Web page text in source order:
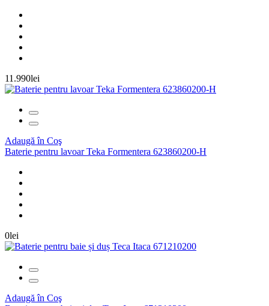
11.990lei
Adaugă în Coş
Baterie pentru lavoar Teka Formentera 623860200-H
0lei
Adaugă în Coş